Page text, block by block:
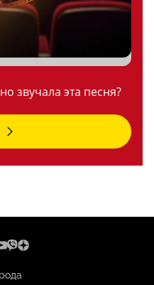
звучала эта песня?